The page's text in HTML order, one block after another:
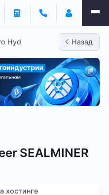
Hyd Назад
SEALMINER
хостинге